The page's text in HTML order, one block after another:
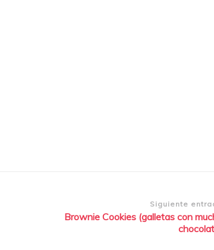
Siguiente
Brownie Cookies (galletas con